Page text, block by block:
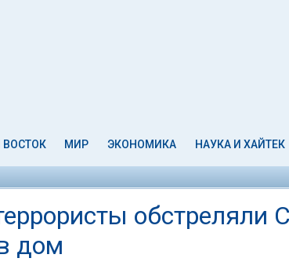
МИР ЭКОНОМИКА НАУКА И ХАЙТЕК
обстреляли
дом